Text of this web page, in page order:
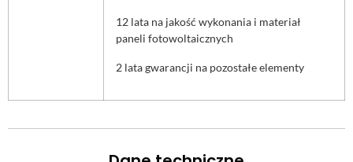
12 lata na jakość wykonania i materiał
paneli fotowoltaicznych
2 lata gwarancji na pozostałe elementy